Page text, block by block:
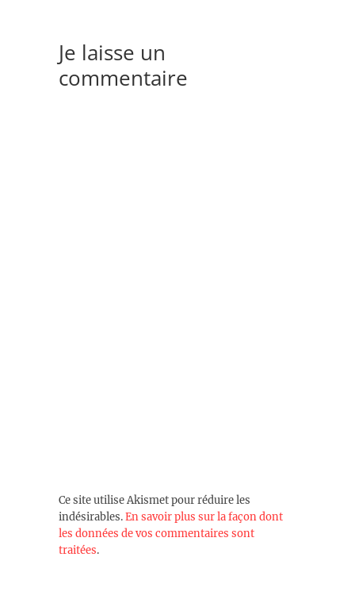
Je laisse un
commentaire
Ce site utilise Akismet pour réduire les
indésirables.En savoir plus sur la façon dont
les données de vos commentaires sont
traitées.